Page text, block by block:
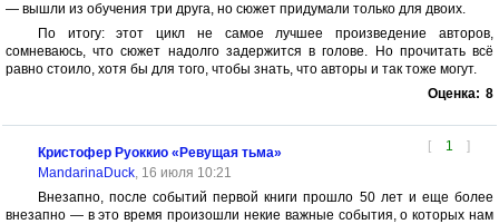
— вышли из обучения три друга, но сюжет придумали только для двоих.
По итогу: этот цикл не самое лучшее произведение авторов,
сомневаюсь, что сюжет надолго задержится в голове. Но прочитать всё
равно стоило, хотя бы для того, чтобы знать, что авторы и так тоже могут.
Оценка: 8
[ 1 ]
Кристофер Руоккио «Ревущая тьма»
MandarinaDuck, 16 июля 10:21
Внезапно, после событий первой книги прошло 50 лет и еще более
внезапно — в это время произошли некие важные события, о которых нам